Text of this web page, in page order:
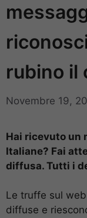
rubino il
Novembre 19,
Hai ricevuto un
Italiane? Fai
diffusa. Tutti i
Le truffe sul
diffuse e